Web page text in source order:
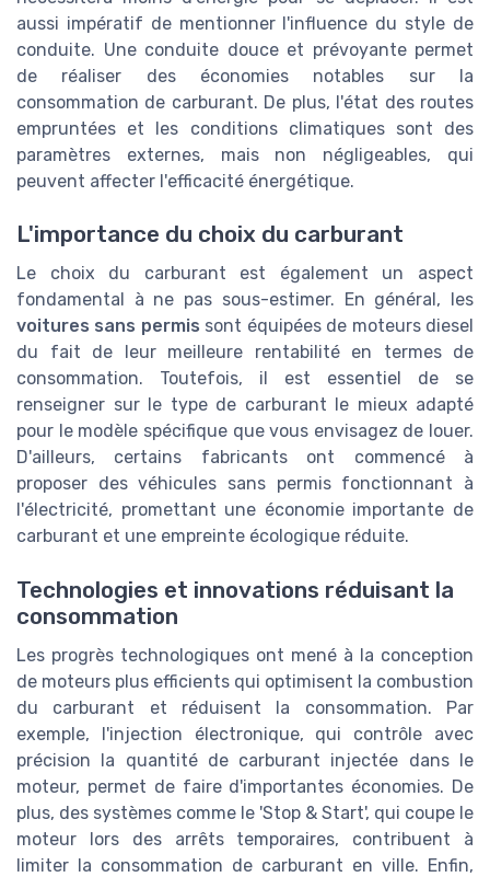
aussi impératif de mentionner l'influence du style de
conduite. Une conduite douce et prévoyante permet
de réaliser des économies notables sur la
consommation de carburant. De plus, l'état des routes
empruntées et les conditions climatiques sont des
paramètres externes, mais non négligeables, qui
peuvent affecter l'efficacité énergétique.
L'importance du choix du carburant
Le choix du carburant est également un aspect
fondamental à ne pas sous-estimer. En général, les
voitures sans permis sont équipées de moteurs diesel
du fait de leur meilleure rentabilité en termes de
consommation. Toutefois, il est essentiel de se
renseigner sur le type de carburant le mieux adapté
pour le modèle spécifique que vous envisagez de louer.
D'ailleurs, certains fabricants ont commencé à
proposer des véhicules sans permis fonctionnant à
l'électricité, promettant une économie importante de
carburant et une empreinte écologique réduite.
Technologies et innovations réduisant la
consommation
Les progrès technologiques ont mené à la conception
de moteurs plus efficients qui optimisent la combustion
du carburant et réduisent la consommation. Par
exemple, l'injection électronique, qui contrôle avec
précision la quantité de carburant injectée dans le
moteur, permet de faire d'importantes économies. De
plus, des systèmes comme le 'Stop & Start', qui coupe le
moteur lors des arrêts temporaires, contribuent à
limiter la consommation de carburant en ville. Enfin,